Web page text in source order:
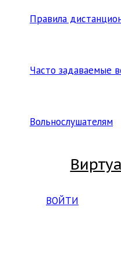
Правила
Часто задаваемые
Вольнослушателям
ВОЙТИ